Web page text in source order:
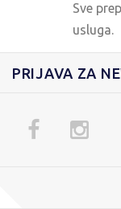
Sve
usluga.
PRIJAVA ZA